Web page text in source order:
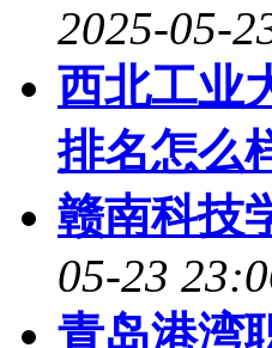
2025-05-
西北工业
排名怎么
赣南科技
05-23
青岛港湾